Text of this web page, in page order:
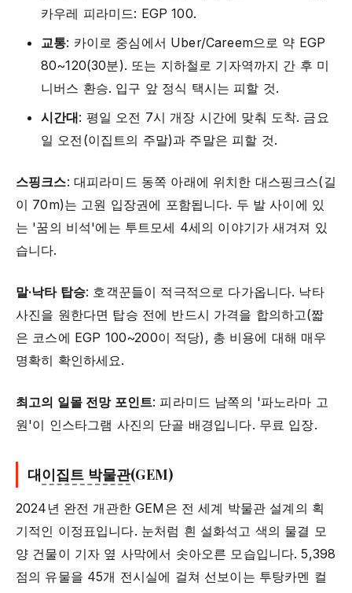
카우레 피라미드: EGP 100.
교통: 카이로 중심에서 Uber/Careem으로 약 EGP
80~120(30분). 또는 지하철로 기자역까지 간 후 미
니버스 환승. 입구 앞 정식 택시는 피할 것.
시간대: 평일 오전 7시 개장 시간에 맞춰 도착. 금요
일 오전(이집트의 주말)과 주말은 피할 것.
스핑크스: 대피라미드 동쪽 아래에 위치한 대스핑크스(길
이 70m)는 고원 입장권에 포함됩니다. 두 발 사이에 있
는 '꿈의 비석'에는 투트모세 4세의 이야기가 새겨져 있
습니다.
말·낙타 탑승: 호객꾼들이 적극적으로 다가옵니다. 낙타
사진을 원한다면 탑승 전에 반드시 가격을 합의하고(짧
은 코스에 EGP 100~200이 적당), 총 비용에 대해 매우
명확히 확인하세요.
최고의 일몰 전망 포인트: 피라미드 남쪽의 '파노라마 고
원'이 인스타그램 사진의 단골 배경입니다. 무료 입장.
대이집트 박물관(GEM)
2024년 완전 개관한 GEM은 전 세계 박물관 설계의 획
기적인 이정표입니다. 눈처럼 흰 설화석고 색의 물결 모
양 건물이 기자 옆 사막에서 솟아오른 모습입니다. 5,398
점의 유물을 45개 전시실에 걸쳐 선보이는 투탕카멘 컬